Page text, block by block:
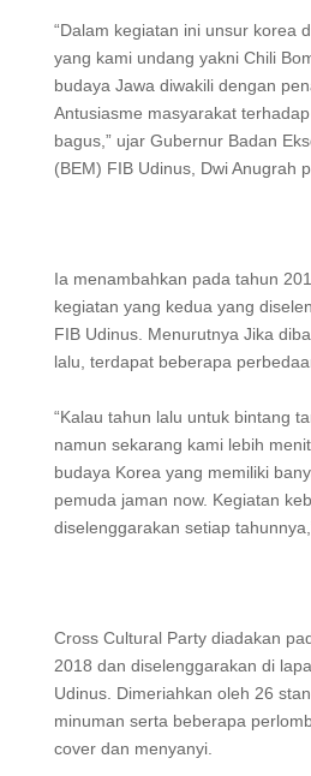
“Dalam kegiatan ini unsur korea
yang kami undang yakni Chili
budaya Jawa diwakili dengan
Antusiasme masyarakat
bagus,” ujar Gubernur Badan
(BEM) FIB Udinus, Dwi Anugrah
Ia menambahkan pada tahun
kegiatan yang kedua yang
FIB Udinus. Menurutnya Jika
lalu, terdapat beberapa
“Kalau tahun lalu untuk bintang
namun sekarang kami lebih
budaya Korea yang memiliki
pemuda jaman now. Kegiatan
diselenggarakan setiap
Cross Cultural Party diadakan
2018 dan diselenggarakan di
Udinus. Dimeriahkan oleh 26
minuman serta beberapa
cover dan menyanyi.